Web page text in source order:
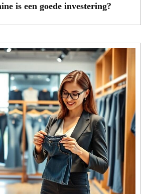
is een goede investering?